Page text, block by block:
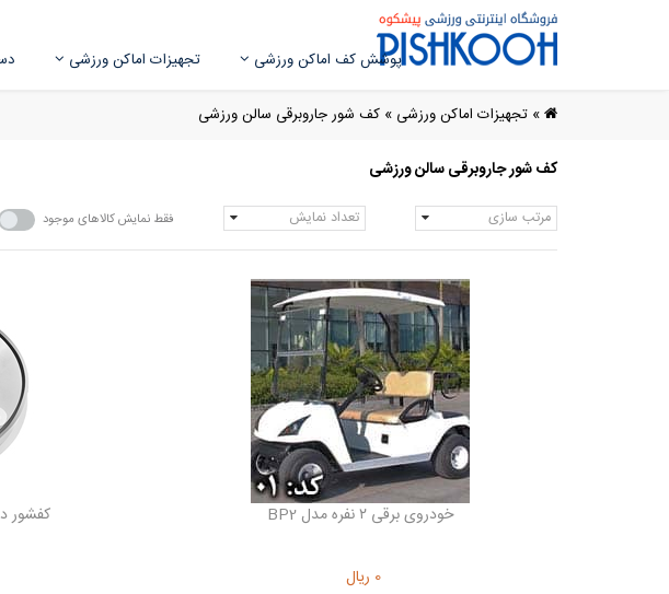
پوشش کف اماکن ورزشی تجهیزات اماکن ورزشی
» تجهیزات اماکن ورزشی » کف شور جاروبرقی سالن ورزشی
کف شور جاروبرقی سالن ورزشی
مرتب سازی تعداد نمایش فقط نمایش کالاهای موجود
خودروی برقی ۲ نفره مدل BP2
0 ریال
کفشور